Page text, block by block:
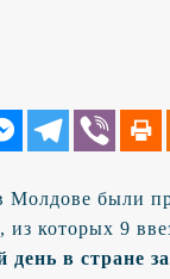
Молдове были
которых 9
день в стране